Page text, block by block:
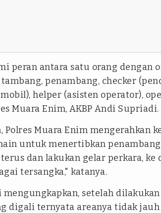
peran antara satu orang dengan
penambang, checker
helper (asisten operator),
Muara Enim, AKBP Andi Supriadi.
Polres Muara Enim mengerahkan
untuk menertibkan
dan lakukan gelar perkara, ke
tersangka," katanya.
setelah
digali ternyata areanya tidak